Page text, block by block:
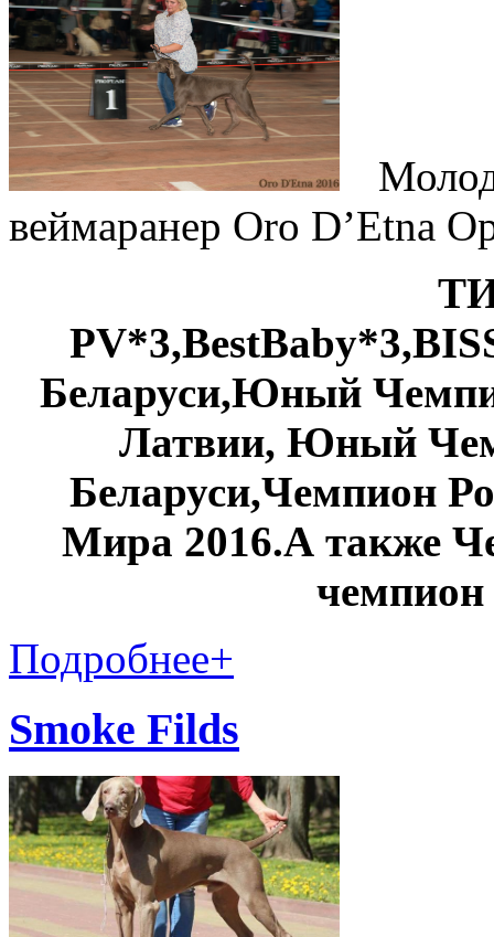
веймаранер Oro D’Etna
Беларуси,Юный
Латвии, Юный
Беларуси,Чемпион
Мира 2016.А также
Подробнее+
Smoke Filds